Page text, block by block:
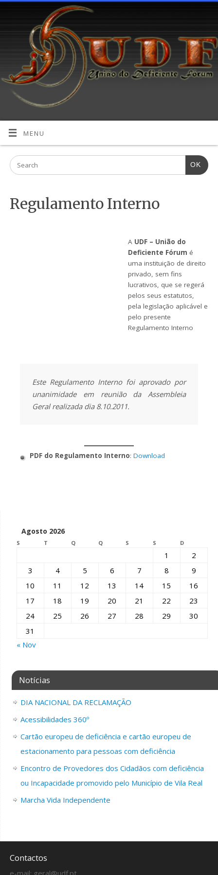
MENU
OK
Regulamento Interno
A UDF – União do
Deficiente Fórum é
uma instituição de direito
privado, sem fins
lucrativos, que se regerá
pelos seus estatutos,
pela legislação aplicável e
pelo presente
Regulamento Interno
Este Regulamento Interno foi aprovado por
unanimidade em reunião da Assembleia
Geral realizada dia 8.10.2011.
PDF do Regulamento Interno: Download
Agosto 2026
S T Q Q S S D
1
2
3
4 5 6 7 8
9
10
11 12 13 14 15
16
17
18 19 20 21 22
23
24
25 26 27 28 29
30
31
« Nov
Notícias
DIA NACIONAL DA RECLAMAÇÃO
Acessibilidades 360º
Cartão europeu de deficiência e cartão europeu de
estacionamento para pessoas com deficiência
Encontro de Provedores dos Cidadãos com deficiência
ou Incapacidade promovido pelo Município de Vila Real
Marcha Vida Independente
Contactos